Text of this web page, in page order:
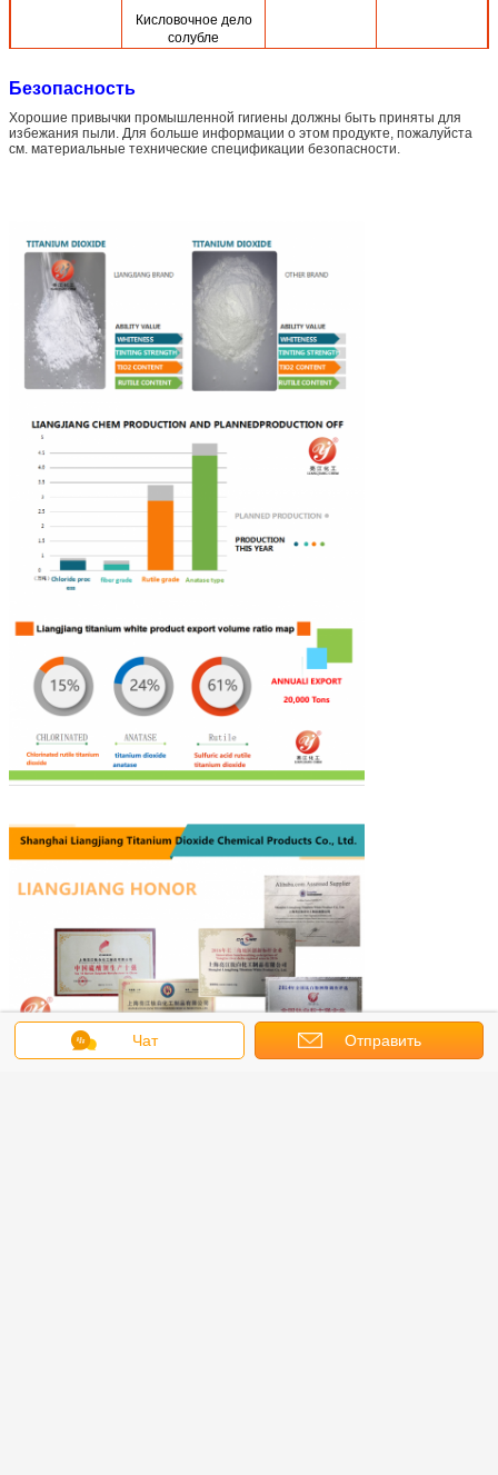
Кисловочное дело
солубле
105℃
8
98%
Значение ПЭ-АШ
10
ум выпарка сетки 45
0,5
11
Рутил
97%
Безопасность
Хорошие привычки промышленной гигиены должны быть приняты для
избежания пыли. Для больше информации о этом продукте, пожалуйста
см. материальные технические спецификации безопасности.
Чат Отправить